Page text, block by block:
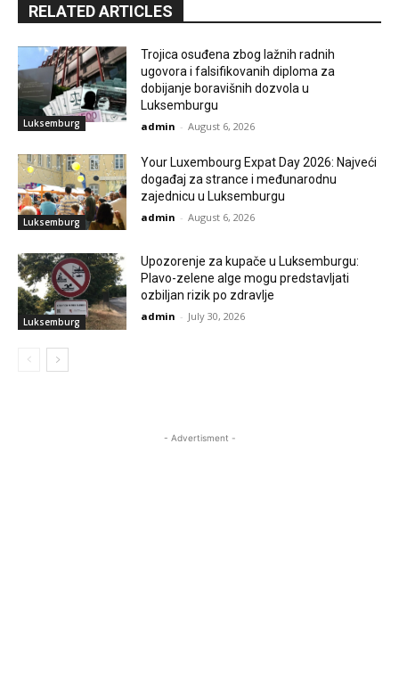
RELATED ARTICLES
Luksemburg
Trojica osuđena zbog lažnih radnih
ugovora i falsifikovanih diploma za
dobijanje boravišnih dozvola u
Luksemburgu
admin - August 6, 2026
Luksemburg
Your Luxembourg Expat Day 2026: Najveći
događaj za strance i međunarodnu
zajednicu u Luksemburgu
admin - August 6, 2026
Luksemburg
Upozorenje za kupače u Luksemburgu:
Plavo-zelene alge mogu predstavljati
ozbiljan rizik po zdravlje
admin - July 30, 2026
- Advertisment -